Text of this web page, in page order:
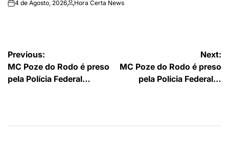
on4 de Agosto, 2026Publicado
Hora Certa News
Navegação
de
Previous:
MC Poze do Rodo é preso
pela Polícia Federal…
Next:
MC Poze do Rodo é preso
pela Polícia Federal…